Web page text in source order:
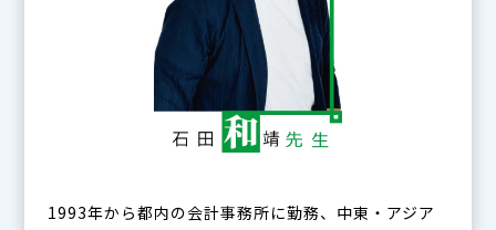
1993年から都内の会計事務所に勤務、中東・アジア